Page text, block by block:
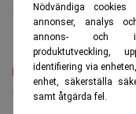
Nödvändiga
annonser, analys
annons- och
produktutveckling,
identifiering via
enhet, säkerställa
samt åtgärda fel.
Finwire
Senaste lediga